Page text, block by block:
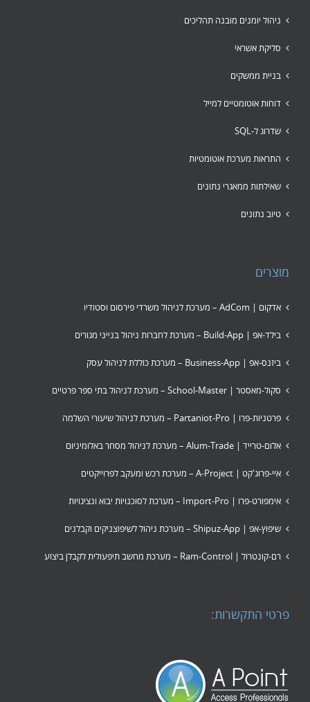
ניהול יומנים מובנה תהליכים
סליקת אשראי
בניית ממשקים
דוחות אוטומטיים למייל
שדרוג ל-SQL
התראות מערכת אוטומטיות
שאילתות ממאגרי נתונים
טיוב נתונים
מוצרים
אדקום | AdCom – מערכת לניהול משרדי פירסום וסטודיו
בילד-אפ | Build-App – מערכת לחברות ניהול בנייני מגורים
ביזנס-אפ | Business-App – מערכת כוללת לניהול עסק
סקול-מאסטר | School-Master – מערכת לניהול בתי ספר פרטיים
פרטניות-פרו | Partaniot-Pro – מערכת לניהול שיעורי השלמה
אלום-טרייד | Alum-Trade – מערכת לניהול מסחר באלומיניום
איי-פרוג'קט | A-Project – מערכת רכש ומעקב לפרוייקטים
אימפורט-פרו | Import-Pro – מערכת לסוכנויות יבוא ונציגויות
שיפוץ-אפ | Shipuz-App – מערכת ניהול לשיפוצניקים וקבלנים
רם-קונטרול | Ram-Control – מערכת מחשב תיפעולית לקבלן ביצוע
פרטי התקשרות: